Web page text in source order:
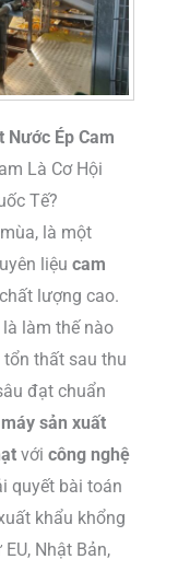
Nước Ép Cam
Là Cơ Hội
Tế?
là một
liệu cam
lượng cao.
làm thế nào
thất sau thu
đạt chuẩn
sản xuất
với công nghệ
quyết bài toán
khẩu khổng
Nhật Bản,